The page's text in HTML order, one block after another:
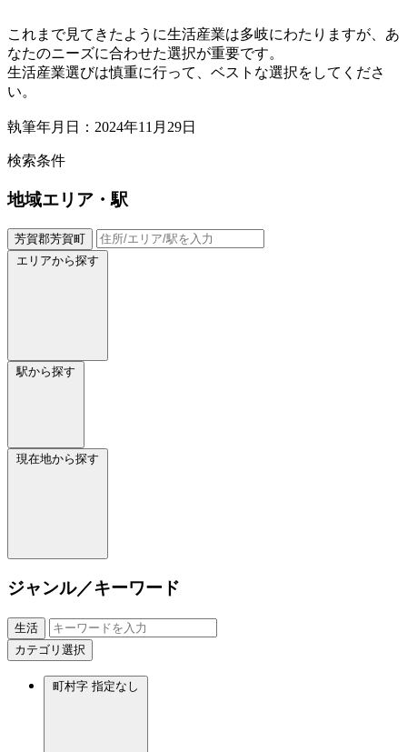
これまで見てきたように生活産業は多岐にわたりますが、あ
なたのニーズに合わせた選択が重要です。
生活産業選びは慎重に行って、ベストな選択をしてくださ
い。
執筆年月日：2024年11月29日
検索条件
地域エリア・駅
芳賀郡芳賀町
エリアから探す
駅から探す
現在地から探す
ジャンル／キーワード
生活
カテゴリ選択
町村字 指定なし